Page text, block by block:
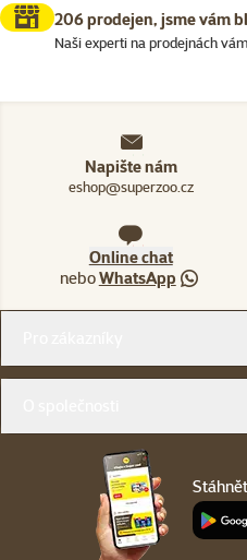
206 prodejen, jsme vám
Naši experti na prodejnách
Napište nám
eshop@superzoo.cz
Online chat
neboWhatsApp